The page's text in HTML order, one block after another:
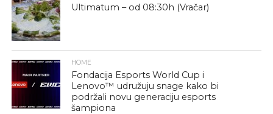
Ultimatum – od 08:30h (Vračar)
HOME
Fondacija Esports World Cup i
Lenovo™ udružuju snage kako bi
podržali novu generaciju esports
šampiona